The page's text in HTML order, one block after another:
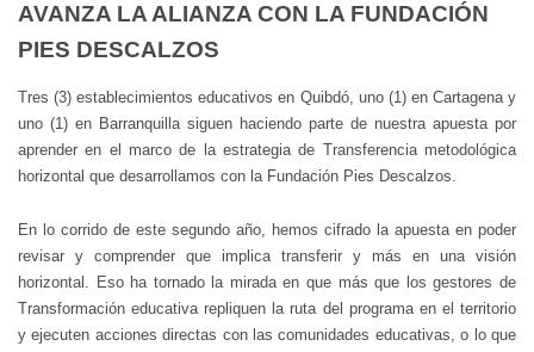
AVANZA LA ALIANZA CON LA FUNDACIÓN
PIES DESCALZOS
Tres (3) establecimientos educativos en Quibdó, uno (1) en Cartagena y
uno (1) en Barranquilla siguen haciendo parte de nuestra apuesta por
aprender en el marco de la estrategia de Transferencia metodológica
horizontal que desarrollamos con la Fundación Pies Descalzos.
En lo corrido de este segundo año, hemos cifrado la apuesta en poder
revisar y comprender que implica transferir y más en una visión
horizontal. Eso ha tornado la mirada en que más que los gestores de
Transformación educativa repliquen la ruta del programa en el territorio
y ejecuten acciones directas con las comunidades educativas, o lo que